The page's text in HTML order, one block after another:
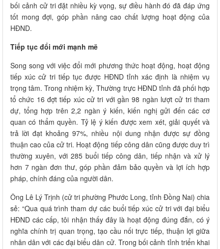
bối cảnh cử tri đặt nhiều kỳ vọng, sự điều hành đó đã đáp ứng
tốt mong đợi, góp phần nâng cao chất lượng hoạt động của
HĐND.
Tiếp tục đổi mới mạnh mẽ
Song song với việc đổi mới phương thức hoạt động, hoạt động
tiếp xúc cử tri tiếp tục được HĐND tỉnh xác định là nhiệm vụ
trọng tâm. Trong nhiệm kỳ, Thường trực HĐND tỉnh đã phối hợp
tổ chức 16 đợt tiếp xúc cử tri với gần 98 ngàn lượt cử tri tham
dự, tổng hợp trên 2,2 ngàn ý kiến, kiến nghị gửi đến các cơ
quan có thẩm quyền. Tỷ lệ ý kiến được xem xét, giải quyết và
trả lời đạt khoảng 97%, nhiều nội dung nhận được sự đồng
thuận cao của cử tri. Hoạt động tiếp công dân cũng được duy trì
thường xuyên, với 285 buổi tiếp công dân, tiếp nhận và xử lý
hơn 7 ngàn đơn thư, góp phần đảm bảo quyền và lợi ích hợp
pháp, chính đáng của người dân.
Ông Lê Lý Trịnh (cử tri phường Phước Long, tỉnh Đồng Nai) chia
sẻ: “Qua quá trình tham dự các buổi tiếp xúc cử tri với đại biểu
HĐND các cấp, tôi nhận thấy đây là hoạt động đúng đắn, có ý
nghĩa chính trị quan trọng, tạo cầu nối trực tiếp, thuận lợi giữa
nhân dân với các đại biểu dân cử. Trong bối cảnh tỉnh triển khai